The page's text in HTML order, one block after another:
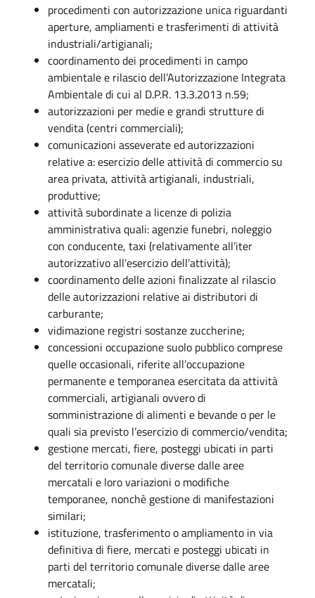
procedimenti con autorizzazione unica riguardanti
aperture, ampliamenti e trasferimenti di attività
industriali/artigianali;
coordinamento dei procedimenti in campo
ambientale e rilascio dell’Autorizzazione Integrata
Ambientale di cui al D.P.R. 13.3.2013 n.59;
autorizzazioni per medie e grandi strutture di
vendita (centri commerciali);
comunicazioni asseverate ed autorizzazioni
relative a: esercizio delle attività di commercio su
area privata, attività artigianali, industriali,
produttive;
attività subordinate a licenze di polizia
amministrativa quali: agenzie funebri, noleggio
con conducente, taxi (relativamente all’iter
autorizzativo all’esercizio dell’attività);
coordinamento delle azioni finalizzate al rilascio
delle autorizzazioni relative ai distributori di
carburante;
vidimazione registri sostanze zuccherine;
concessioni occupazione suolo pubblico comprese
quelle occasionali, riferite all’occupazione
permanente e temporanea esercitata da attività
commerciali, artigianali ovvero di
somministrazione di alimenti e bevande o per le
quali sia previsto l’esercizio di commercio/vendita;
gestione mercati, fiere, posteggi ubicati in parti
del territorio comunale diverse dalle aree
mercatali e loro variazioni o modifiche
temporanee, nonchè gestione di manifestazioni
similari;
istituzione, trasferimento o ampliamento in via
definitiva di fiere, mercati e posteggi ubicati in
parti del territorio comunale diverse dalle aree
mercatali;